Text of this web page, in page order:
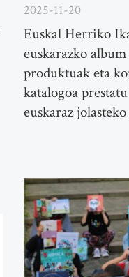
2025-11-20
Euskal Herriko
euskarazko
produktuak eta
katalogoa
euskaraz